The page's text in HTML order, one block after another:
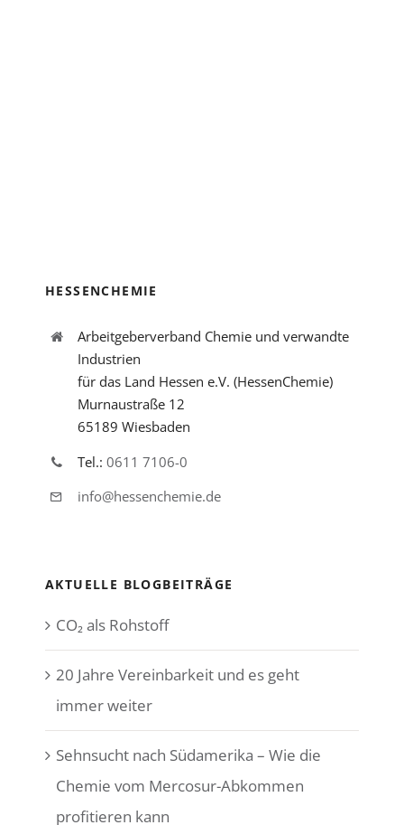
HESSENCHEMIE
Arbeitgeberverband Chemie und verwandte
Industrien
für das Land Hessen e.V. (HessenChemie)
Murnaustraße 12
65189 Wiesbaden
Tel.: 0611 7106-0
info@hessenchemie.de
AKTUELLE BLOGBEITRÄGE
CO₂ als Rohstoff
20 Jahre Vereinbarkeit und es geht
immer weiter
Sehnsucht nach Südamerika – Wie die
Chemie vom Mercosur-Abkommen
profitieren kann